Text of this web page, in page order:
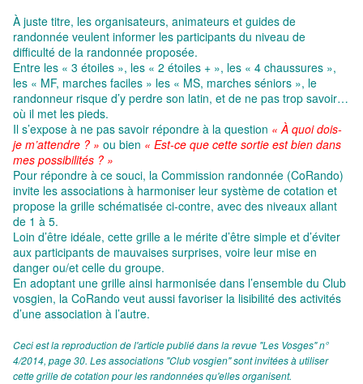
À juste titre, les organisateurs, animateurs et guides de
randonnée veulent informer les participants du niveau de
difficulté de la randonnée proposée.
Entre les « 3 étoiles », les « 2 étoiles + », les « 4 chaussures »,
les « MF, marches faciles » les « MS, marches séniors », le
randonneur risque d’y perdre son latin, et de ne pas trop savoir…
où il met les pieds.
Il s’expose à ne pas savoir répondre à la question « À quoi dois-
je m’attendre ? » ou bien « Est-ce que cette sortie est bien dans
mes possibilités ? »
Pour répondre à ce souci, la Commission randonnée (CoRando)
invite les associations à harmoniser leur système de cotation et
propose la grille schématisée ci-contre, avec des niveaux allant
de 1 à 5.
Loin d’être idéale, cette grille a le mérite d’être simple et d’éviter
aux participants de mauvaises surprises, voire leur mise en
danger ou/et celle du groupe.
En adoptant une grille ainsi harmonisée dans l’ensemble du Club
vosgien, la CoRando veut aussi favoriser la lisibilité des activités
d’une association à l’autre.
Ceci est la reproduction de l'article publié dans la revue "Les Vosges" n°
4/2014, page 30. Les associations "Club vosgien" sont invitées à utiliser
cette grille de cotation pour les randonnées qu'elles organisent.